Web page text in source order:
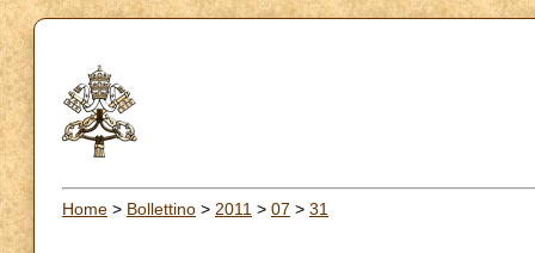
Home > Bollettino > 2011 > 07 > 31